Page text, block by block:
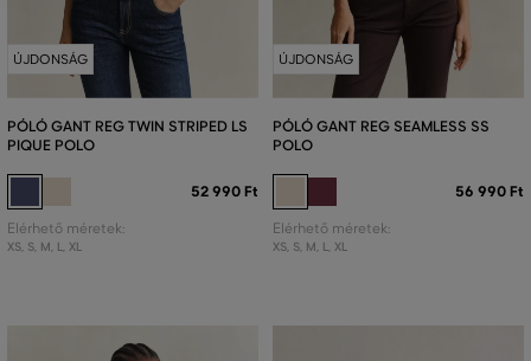
ÚJDONSÁG
PÓLÓ GANT REG TWIN STRIPED LS
PIQUE POLO
52 990 Ft
Elérhető méretek:
XS, S, M, L, XL
ÚJDONSÁG
PÓLÓ GANT REG SEAMLESS SS
POLO
56 990 Ft
Elérhető méretek:
XS, S, M, L, XL